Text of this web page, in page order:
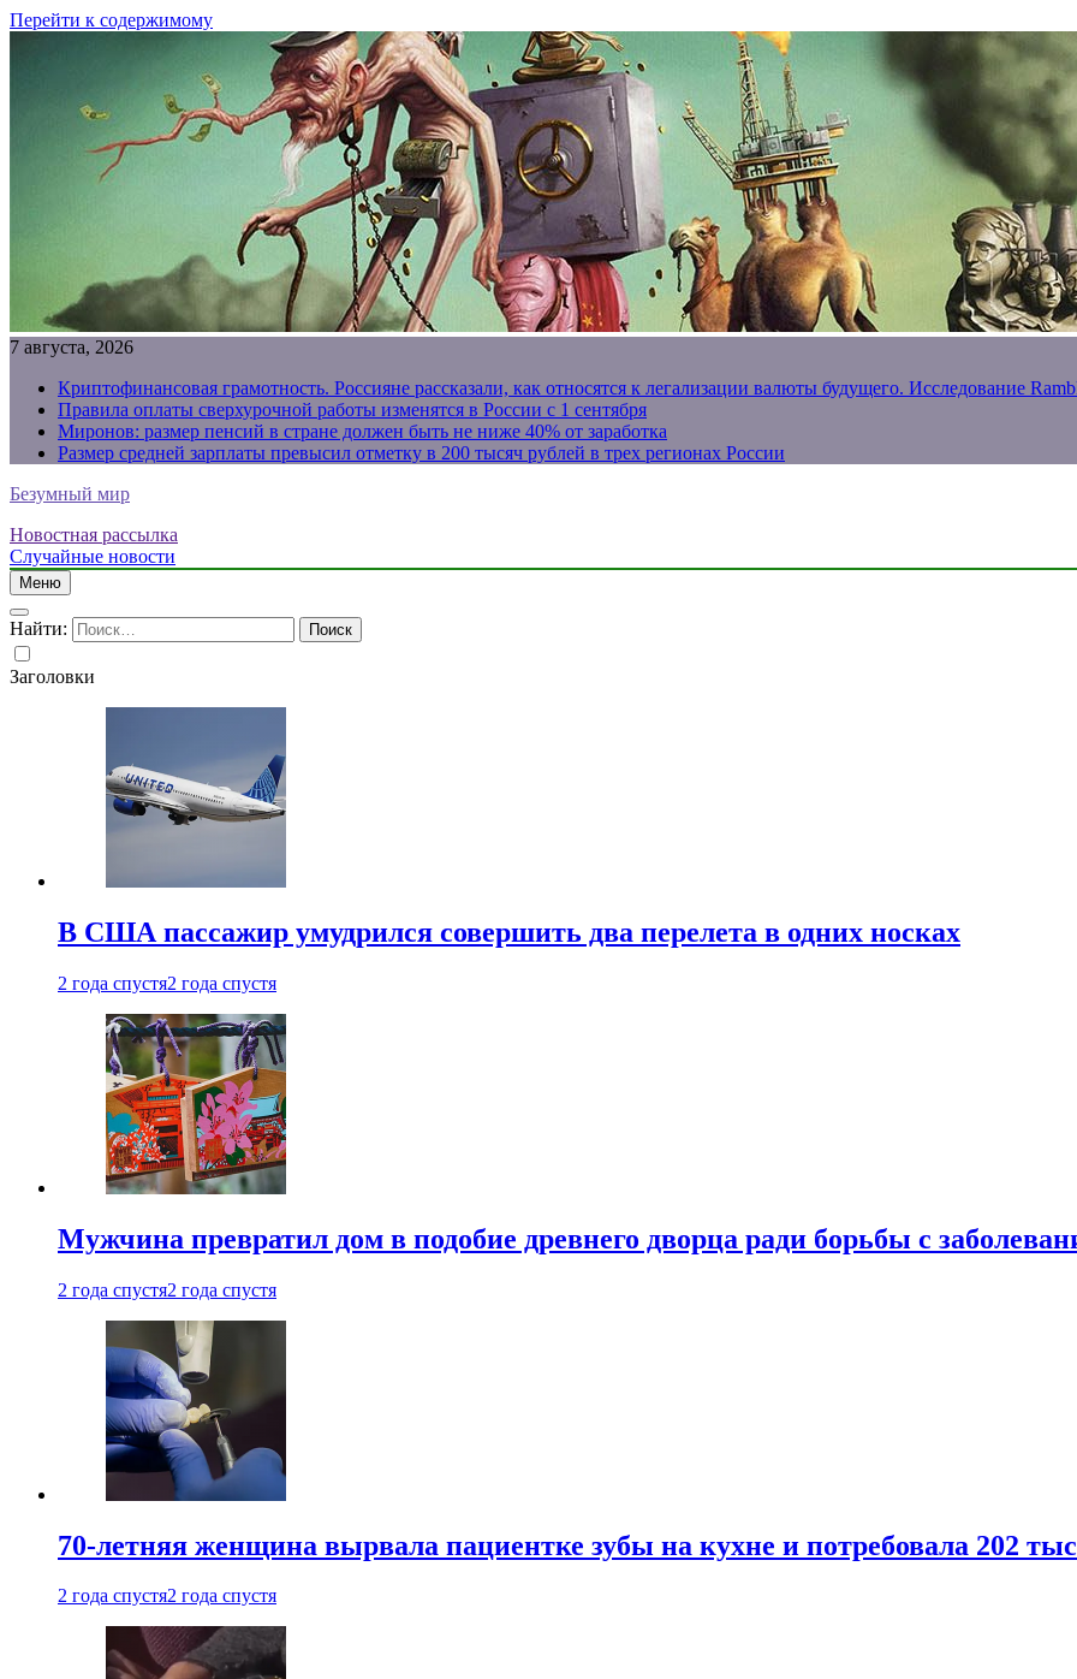
Перейти к содержимому
7 августа, 2026
Криптофинансовая грамотность. Россияне рассказали, как относятся к легализации валюты будущего. Исследование
Правила оплаты сверхурочной работы изменятся в России с 1 сентября
Миронов: размер пенсий в стране должен быть не ниже 40% от заработка
Размер средней зарплаты превысил отметку в 200 тысяч рублей в трех регионах России
Безумный мир
Новостная рассылка
Случайные новости
Меню
Найти:
Заголовки
В США пассажир умудрился совершить два перелета в одних носках
2 года спустя2 года спустя
Мужчина превратил дом в подобие древнего дворца ради борьбы с
2 года спустя2 года спустя
70-летняя женщина вырвала пациентке зубы на кухне и потребовала 202
2 года спустя2 года спустя